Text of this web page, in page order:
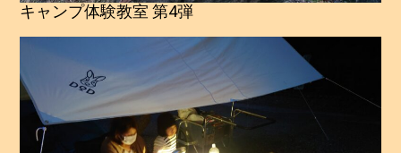
キャンプ体験教室 第4弾